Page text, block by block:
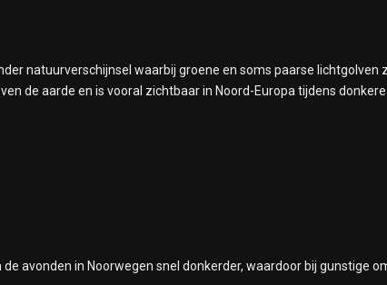
natuurverschijnsel waarbij groene en soms paarse lichtgolven
de aarde en is vooral zichtbaar in Noord-Europa tijdens
avonden in Noorwegen snel donkerder, waardoor bij gunstige